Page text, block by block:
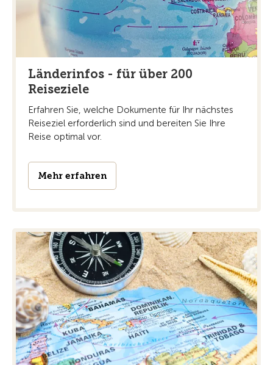
Länderinfos - für über 200
Reiseziele
Erfahren Sie, welche Dokumente für Ihr nächstes
Reiseziel erforderlich sind und bereiten Sie Ihre
Reise optimal vor.
Mehr erfahren